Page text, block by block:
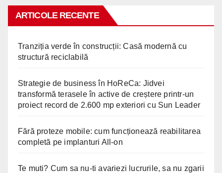
ARTICOLE RECENTE
Tranziția verde în construcții: Casă modernă cu
structură reciclabilă
Strategie de business în HoReCa: Jidvei
transformă terasele în active de creștere printr-un
proiect record de 2.600 mp exteriori cu Sun Leader
Fără proteze mobile: cum funcționează reabilitarea
completă pe implanturi All-on
Te muti? Cum sa nu-ti avariezi lucrurile, sa nu zgarii